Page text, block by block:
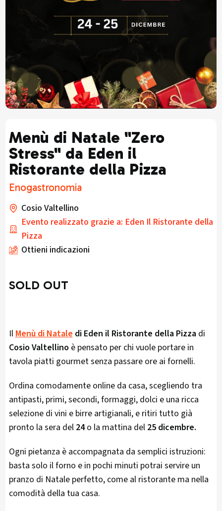
Menù di Natale "Zero
Stress" da Eden il
Ristorante della Pizza
Enogastronomia
Cosio Valtellino
Evento realizzato grazie a: Eden Il Ristorante della
Pizza
Ottieni indicazioni
SOLD OUT
IlMenù di Nataledi Eden il Ristorante della Pizzadi
Cosio Valtellino è pensato per chi vuole portare in
tavola piatti gourmet senza passare ore ai fornelli.
Ordina comodamente online da casa, scegliendo tra
antipasti, primi, secondi, formaggi, dolci e una ricca
selezione di vini e birre artigianali, e ritiri tutto già
pronto la sera del24o la mattina del 25 dicembre.
Ogni pietanza è accompagnata da semplici istruzioni:
basta solo il forno e in pochi minuti potrai servire un
pranzo di Natale perfetto, come al ristorante ma nella
comodità della tua casa.